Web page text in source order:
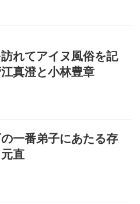
れてアイヌ風俗を記
真澄と小林豊章
一番弟子にあたる存
直